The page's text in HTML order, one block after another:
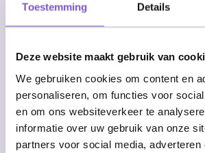
Toestemming Details
Deze website maakt gebruik van
We gebruiken cookies om content en
personaliseren, om functies voor
en om ons websiteverkeer te
informatie over uw gebruik van onze
partners voor social media, adverteren
bankrekening of vaste patronen.
automatisch te koppelen aan
facturen.
Verzamelbetalingen verwerken:
voor meerdere facturen probeert
juiste facturen te selecteren en
letteren.